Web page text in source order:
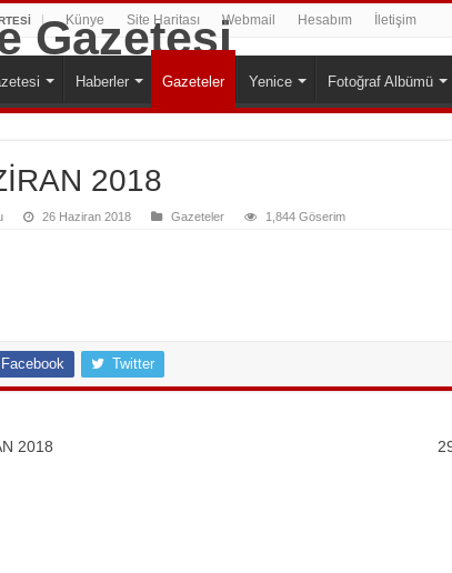
Künye Site Haritası Webmail Hesabım İletişim
Haberler Gazeteler Yenice Fotoğraf Albümü
2018
26 Haziran 2018 Gazeteler 1,844 Göserim
Facebook Twitter
2018